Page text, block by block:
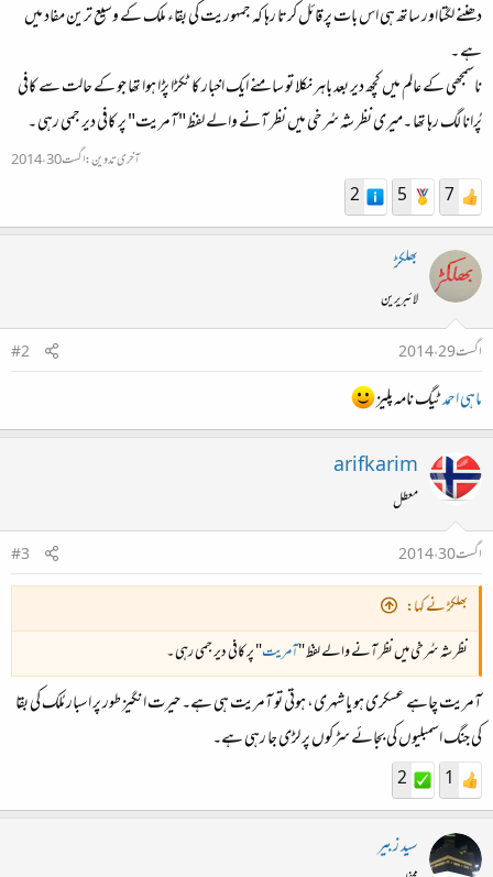
دھننے لگتااور ساتھ ہی اس بات پر قائل کرتا رہا کہ جمہوریت کی بقاء ملک کے وسیع ترین مفاد میں
ہے ۔
ناسمجھی کے عالم میں کچھ دیر بعد باہر نکلا تو سامنے ایک اخبار کا ٹکڑا پڑا ہوا تھا جو کے حالت سے کافی
پُرانا لگ رہا تھا ۔میری نظر شہ سُرخی میں نظر آنے والے لفظ "آمریت" پر کافی دیر جمی رہی ۔
آخری تدوین:اگست 30، 2014
7
5
2
بھلکڑ
لائبریرین
اگست 29، 2014
#2
ماہی احمدٹیگ نامہ پلیز
arifkarim
معطل
اگست 30، 2014
#3
بھلکڑ نے کہا:
نظر شہ سُرخی میں نظر آنے والے لفظ "آمریت" پر کافی دیر جمی رہی ۔
آمریت چاہے عسکری ہو یا شہری، ہوتی تو آمریت ہی ہے۔ حیرت انگیز طور پر اسبار مُلک کی بقا
کی جنگ اسمبلیوں کی بجائے سڑکوں پر لڑی جا رہی ہے۔
1
2
سید زبیر